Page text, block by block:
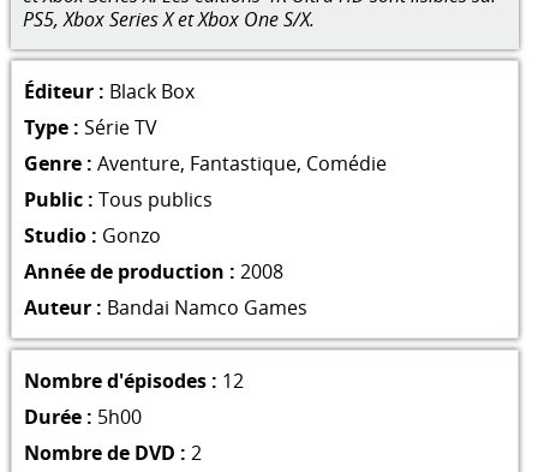
PS5, Xbox Series X et Xbox One S/X.
Éditeur : Black Box
Type : Série TV
Genre : Aventure, Fantastique, Comédie
Public : Tous publics
Studio : Gonzo
Année de production : 2008
Auteur : Bandai Namco Games
Nombre d'épisodes : 12
Durée : 5h00
Nombre de DVD : 2